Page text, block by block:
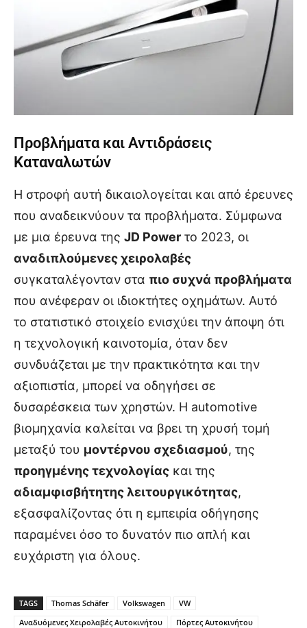
Προβλήματα και Αντιδράσεις
Καταναλωτών
Η στροφή αυτή δικαιολογείται και από έρευνες
που αναδεικνύουν τα προβλήματα. Σύμφωνα
με μια έρευνα της JD Power το 2023, οι
αναδιπλούμενες χειρολαβές
συγκαταλέγονταν στα πιο συχνά προβλήματα
που ανέφεραν οι ιδιοκτήτες οχημάτων. Αυτό
το στατιστικό στοιχείο ενισχύει την άποψη ότι
η τεχνολογική καινοτομία, όταν δεν
συνδυάζεται με την πρακτικότητα και την
αξιοπιστία, μπορεί να οδηγήσει σε
δυσαρέσκεια των χρηστών. Η automotive
βιομηχανία καλείται να βρει τη χρυσή τομή
μεταξύ του μοντέρνου σχεδιασμού, της
προηγμένης τεχνολογίας και της
αδιαμφισβήτητης λειτουργικότητας,
εξασφαλίζοντας ότι η εμπειρία οδήγησης
παραμένει όσο το δυνατόν πιο απλή και
ευχάριστη για όλους.
TAGS Thomas Schäfer Volkswagen
VW
Αναδυόμενες Χειρολαβές Αυτοκινήτου
Πόρτες Αυτοκινήτου